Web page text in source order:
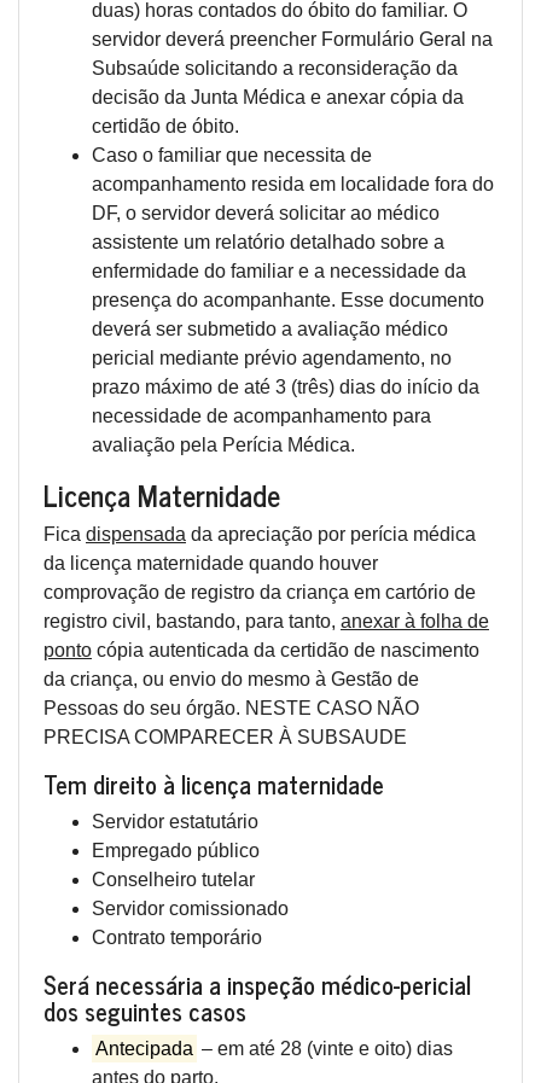
duas) horas contados do óbito do familiar. O
servidor deverá preencher Formulário Geral na
Subsaúde solicitando a reconsideração da
decisão da Junta Médica e anexar cópia da
certidão de óbito.
Caso o familiar que necessita de
acompanhamento resida em localidade fora do
DF, o servidor deverá solicitar ao médico
assistente um relatório detalhado sobre a
enfermidade do familiar e a necessidade da
presença do acompanhante. Esse documento
deverá ser submetido a avaliação médico
pericial mediante prévio agendamento, no
prazo máximo de até 3 (três) dias do início da
necessidade de acompanhamento para
avaliação pela Perícia Médica.
Licença Maternidade
Fica dispensada da apreciação por perícia médica
da licença maternidade quando houver
comprovação de registro da criança em cartório de
registro civil, bastando, para tanto, anexar à folha de
ponto cópia autenticada da certidão de nascimento
da criança, ou envio do mesmo à Gestão de
Pessoas do seu órgão. NESTE CASO NÃO
PRECISA COMPARECER À SUBSAUDE
Tem direito à licença maternidade
Servidor estatutário
Empregado público
Conselheiro tutelar
Servidor comissionado
Contrato temporário
Será necessária a inspeção médico-pericial
dos seguintes casos
Antecipada – em até 28 (vinte e oito) dias
antes do parto.